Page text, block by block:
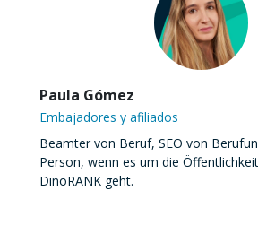
Paula Gómez
Embajadores y afiliados
Beamter von Beruf, SEO von
Person, wenn es um die
DinoRANK geht.